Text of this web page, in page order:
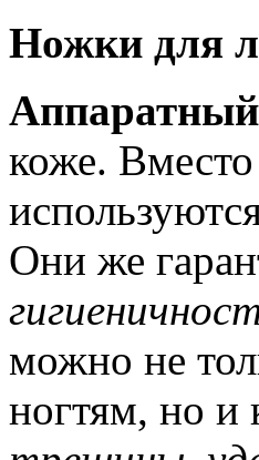
Ножки для
коже.
Они же
можно не
ногтям, но и